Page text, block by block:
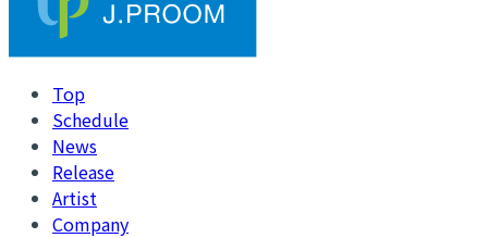
Top
Schedule
News
Release
Artist
Company